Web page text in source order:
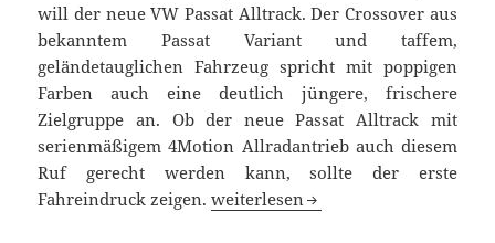
will der neue VW Passat Alltrack. Der Crossover aus
bekanntem Passat Variant und taffem,
geländetauglichen Fahrzeug spricht mit poppigen
Farben auch eine deutlich jüngere, frischere
Zielgruppe an. Ob der neue Passat Alltrack mit
serienmäßigem 4Motion Allradantrieb auch diesem
Ruf gerecht werden kann, sollte der erste
Fahreindruck zeigen.Der Abenteurer: VW Passat
weiterlesen